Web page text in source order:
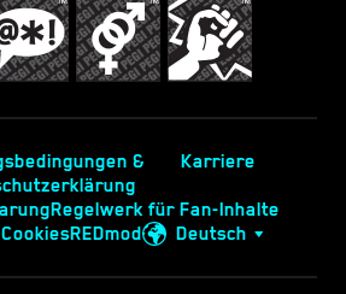
&
Karriere
Regelwerk für Fan-Inhalte
REDmod Deutsch